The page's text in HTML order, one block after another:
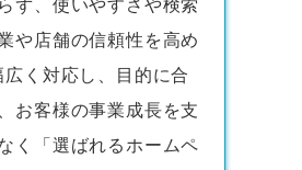
ず、使いやすさや検索
や店舗の信頼性を高め
く対応し、目的に合
お客様の事業成長を支
く「選ばれるホームペ